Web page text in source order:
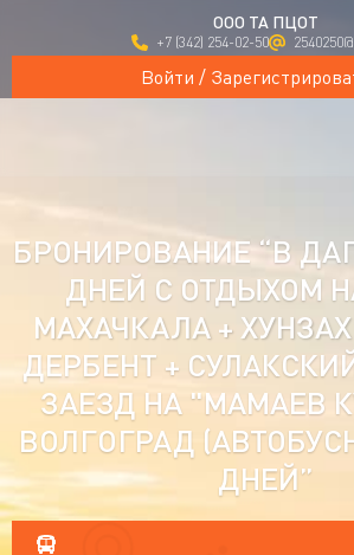
ООО ТА ПЦОТ
+7 (342) 254-02-50
Войти /
БРОНИРОВАНИЕ “В
ДНЕЙ С ОТДЫХОМ
МАХАЧКАЛА + ХУНЗАХ
ДЕРБЕНТ +
ЗАЕЗД НА "МАМАЕВ
ВОЛГОГРАД
ДНЕЙ”